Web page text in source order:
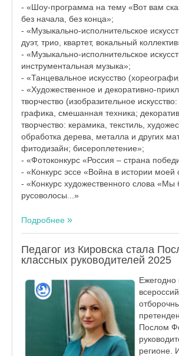
- «Шоу-программа на тему «Вот вам
без начала, без конца»;
- «Музыкально-исполнительское
дуэт, трио, квартет, вокальный
- «Музыкально-исполнительское
инструментальная музыка»;
- «Танцевальное искусство
- «Художественное и декоративно-
творчество (изобразительное
графика, смешанная техника;
творчество: керамика, текстиль,
обработка дерева, металла и других
фитодизайн; бисероплетение»;
- «Фотоконкурс «Россия – страна
- «Конкурс эссе «Война в истории моей
- «Конкурс художественного слова «Мы
русоволосы...»
Подробнее
Педагог из Кировска стала
классных руководителей 2025
Ежегодно
Послом
регионе.